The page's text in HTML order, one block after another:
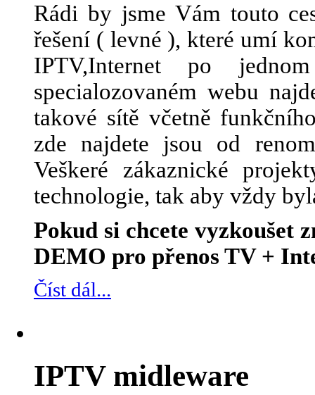
Rádi by jsme Vám touto
řešení ( levné ), které umí
IPTV,Internet po
specialozovaném webu
takové sítě včetně
zde najdete jsou od
Veškeré zákaznické
technologie, tak aby vždy
Pokud si chcete vyzkoušet
DEMO pro přenos TV +
Číst dál...
IPTV midleware